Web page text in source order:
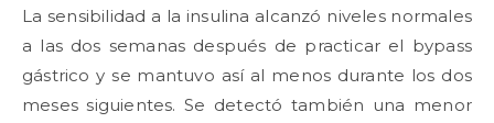
La sensibilidad a la insulina alcanzó niveles normales
a las dos semanas después de practicar el bypass
gástrico y se mantuvo así al menos durante los dos
meses siguientes. Se detectó también una menor